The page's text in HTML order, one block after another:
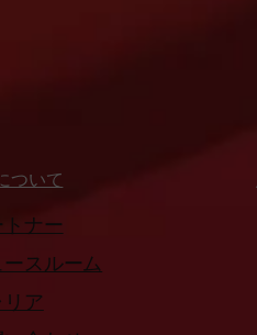
ついて
ナー
スルーム
ア